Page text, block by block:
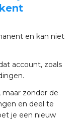
en kan niet
account, zoals
zonder de
en deel te
je een nieuw